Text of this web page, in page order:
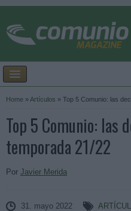
Home »Artículos » Top 5 Comunio: las
Top 5 Comunio: las
temporada 21/22
Por Javier Merida
31. mayo 2022